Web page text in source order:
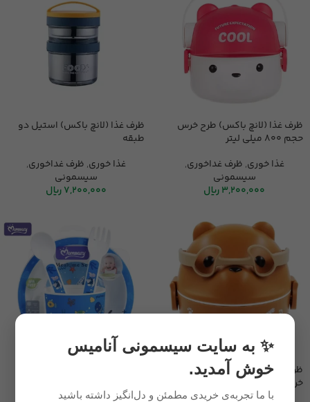
ظرف غذا (لانچ باکس) طرح خرس
حجم ۸۰۰ میلی لیتر
غذا خوری, ظرف غداخوری,
سیسمونی
3,200,000ریال
ظرف غذا (لانچ باکس) استیل دو
طبقه
غذا خوری, ظرف غداخوری,
سیسمونی
7,200,000 ریال
ظرف غذا (لانچ باکس) کودک طرح
خرس عینکی سه تیکه
✨ به سایت سیسمونی آنامیس
خوش آمدید.
با ما تجربه‌ی خریدی مطمئن و دل‌انگیز داشته باشید